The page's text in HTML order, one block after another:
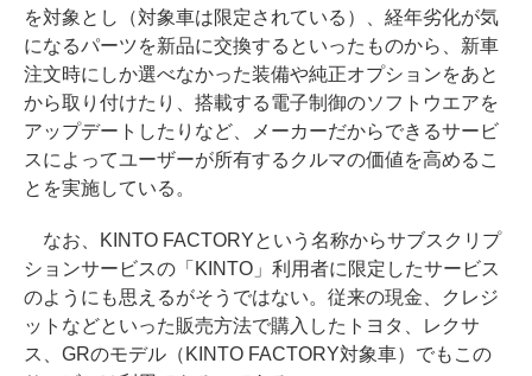
を対象とし（対象車は限定されている）、経年劣化が気
になるパーツを新品に交換するといったものから、新車
注文時にしか選べなかった装備や純正オプションをあと
から取り付けたり、搭載する電子制御のソフトウエアを
アップデートしたりなど、メーカーだからできるサービ
スによってユーザーが所有するクルマの価値を高めるこ
とを実施している。
なお、KINTO FACTORYという名称からサブスクリプ
ションサービスの「KINTO」利用者に限定したサービス
のようにも思えるがそうではない。従来の現金、クレジ
ットなどといった販売方法で購入したトヨタ、レクサ
ス、GRのモデル（KINTO FACTORY対象車）でもこの